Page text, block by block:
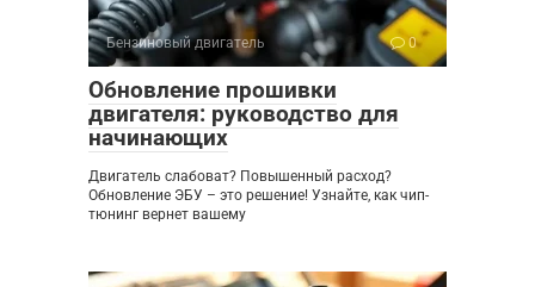
Бензиновый двигатель 0
Обновление прошивки
двигателя: руководство для
начинающих
Двигатель слабоват? Повышенный расход?
Обновление ЭБУ – это решение! Узнайте, как чип-
тюнинг вернет вашему